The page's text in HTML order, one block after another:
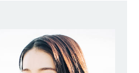
の総合不動産会社 ｜ マンション販売
第3位 ｜ 初任給30万+手当、1年目で